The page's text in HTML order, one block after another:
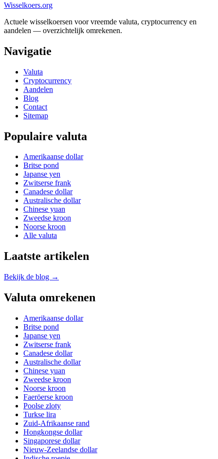
Wisselkoers.org
Actuele wisselkoersen voor vreemde valuta, cryptocurrency en
aandelen — overzichtelijk omrekenen.
Navigatie
Valuta
Cryptocurrency
Aandelen
Blog
Contact
Sitemap
Populaire valuta
Amerikaanse dollar
Britse pond
Japanse yen
Zwitserse frank
Canadese dollar
Australische dollar
Chinese yuan
Zweedse kroon
Noorse kroon
Alle valuta
Laatste artikelen
Bekijk de blog →
Valuta omrekenen
Amerikaanse dollar
Britse pond
Japanse yen
Zwitserse frank
Canadese dollar
Australische dollar
Chinese yuan
Zweedse kroon
Noorse kroon
Faeröerse kroon
Poolse zloty
Turkse lira
Zuid-Afrikaanse rand
Hongkongse dollar
Singaporese dollar
Nieuw-Zeelandse dollar